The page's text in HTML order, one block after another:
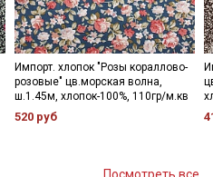
Импорт. хлопок "Розы кораллово-
розовые" цв.морская волна,
ш.1.45м, хлопок-100%, 110гр/м.кв
520 руб